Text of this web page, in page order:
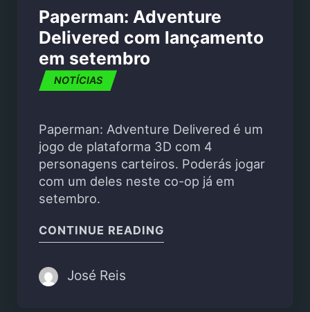
Paperman: Adventure
Delivered com lançamento
em setembro
NOTÍCIAS
Paperman: Adventure Delivered é um
jogo de plataforma 3D com 4
personagens carteiros. Poderás jogar
com um deles neste co-op já em
setembro.
CONTINUE READING
José Reis